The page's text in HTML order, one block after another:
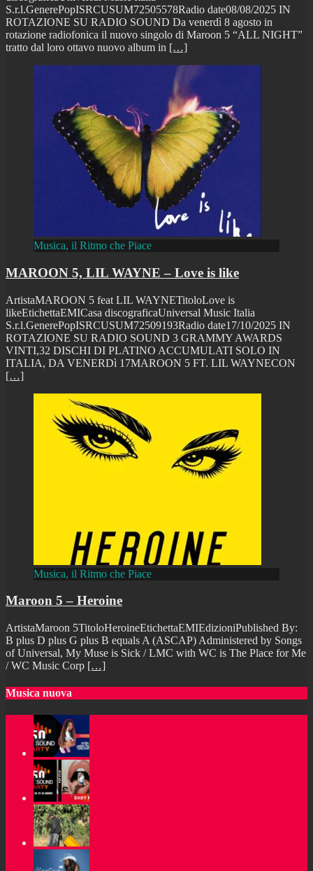
S.r.l.GenerePopISRCUSUM72505578Radio date08/08/2025 IN
ROTAZIONE SU RADIO SOUND Da venerdì 8 agosto in
rotazione radiofonica il nuovo singolo di Maroon 5 “ALL NIGHT”
tratto dal loro ottavo nuovo album in […]
Musica, il Ritmo che Piace
MAROON 5, LIL WAYNE – Love is like
ArtistaMAROON 5 feat LIL WAYNETitoloLove is
likeEtichettaEMICasa discograficaUniversal Music Italia
S.r.l.GenerePopISRCUSUM72509193Radio date17/10/2025 IN
ROTAZIONE SU RADIO SOUND 3 GRAMMY AWARDS
VINTI,32 DISCHI DI PLATINO ACCUMULATI SOLO IN
ITALIA, DA VENERDì 17MAROON 5 FT. LIL WAYNECON
[…]
Musica, il Ritmo che Piace
Maroon 5 – Heroine
ArtistaMaroon 5TitoloHeroineEtichettaEMIEdizioniPublished By:
B plus D plus G plus B equals A (ASCAP) Administered by Songs
of Universal, My Muse is Sick / LMC with WC is The Place for Me
/ WC Music Corp […]
Musica nuova